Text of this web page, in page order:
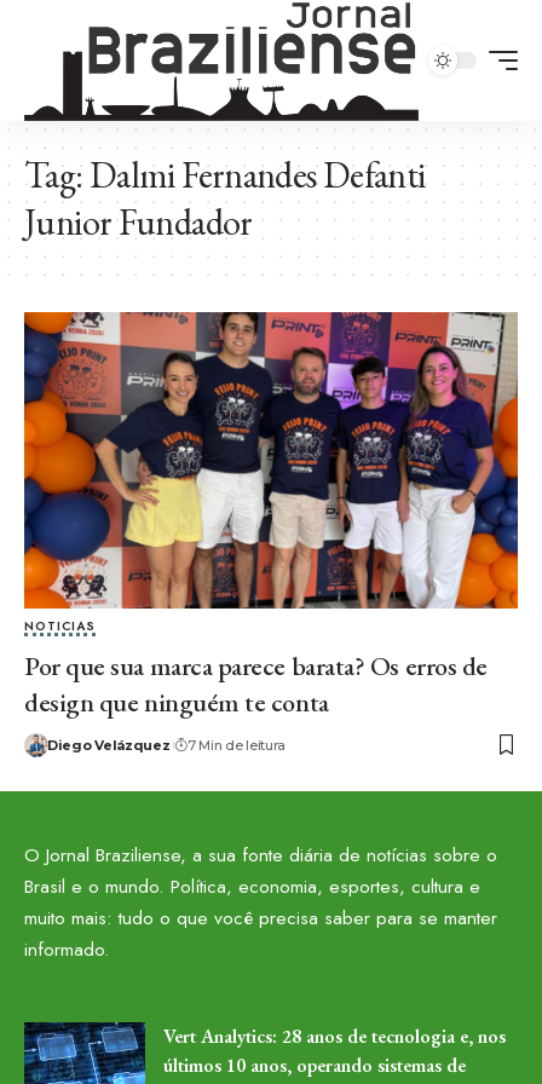
Tag:Dalmi Fernandes Defanti
Junior Fundador
NOTICIAS
Por que sua marca parece barata? Os erros de
design que ninguém te conta
Diego Velázquez 7 Min de leitura
O Jornal Braziliense, a sua fonte diária de notícias sobre o
Brasil e o mundo. Política, economia, esportes, cultura e
muito mais: tudo o que você precisa saber para se manter
informado.
Vert Analytics: 28 anos de tecnologia e, nos
últimos 10 anos, operando sistemas de